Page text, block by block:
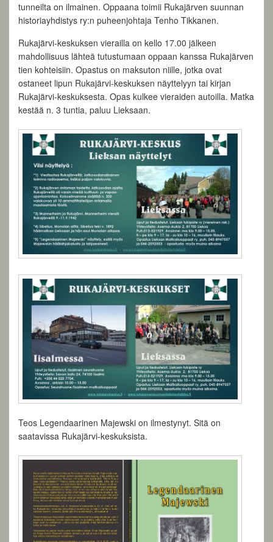
tunneilta on ilmainen. Oppaana toimii Rukajärven suunnan
historiayhdistys ry:n puheenjohtaja Tenho Tikkanen.
Rukajärvi-keskuksen vierailla on kello 17.00 jälkeen
mahdollisuus lähteä tutustumaan oppaan kanssa Rukajärven
tien kohteisiin. Opastus on maksuton niille, jotka ovat
ostaneet lipun Rukajärvi-keskuksen näyttelyyn tai kirjan
Rukajärvi-keskuksesta. Opas kulkee vieraiden autoilla. Matka
kestää n. 3 tuntia, paluu Lieksaan.
Teos Legendaarinen Majewski on ilmestynyt. Sitä on
saatavissa Rukajärvi-keskuksista.